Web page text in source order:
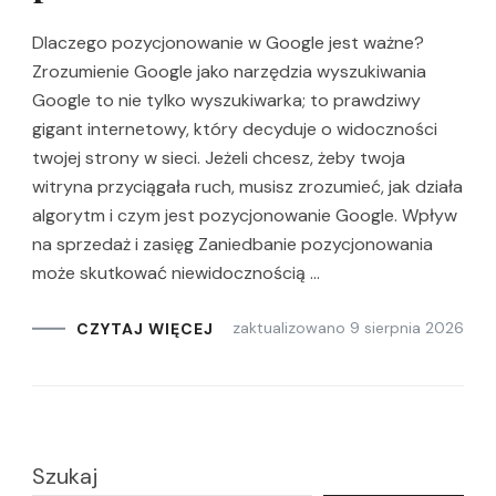
Dlaczego pozycjonowanie w Google jest ważne?
Zrozumienie Google jako narzędzia wyszukiwania
Google to nie tylko wyszukiwarka; to prawdziwy
gigant internetowy, który decyduje o widoczności
twojej strony w sieci. Jeżeli chcesz, żeby twoja
witryna przyciągała ruch, musisz zrozumieć, jak działa
algorytm i czym jest pozycjonowanie Google. Wpływ
na sprzedaż i zasięg Zaniedbanie pozycjonowania
może skutkować niewidocznością …
CZYTAJ WIĘCEJ zaktualizowano 9 sierpnia 2026
Szukaj